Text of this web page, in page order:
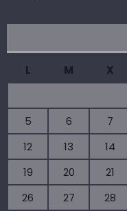
L M X
5
6 7
12
13 14
19
20 21
26
27 28